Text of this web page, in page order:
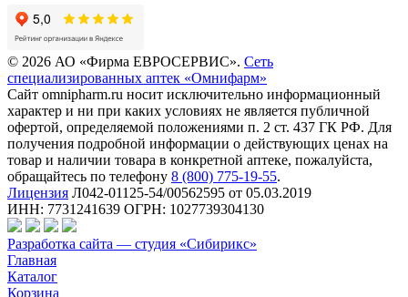
© 2026 АО «Фирма ЕВРОСЕРВИС». Сеть
специализированных аптек «Омнифарм»
Сайт omnipharm.ru носит исключительно информационный
характер и ни при каких условиях не является публичной
офертой, определяемой положениями п. 2 ст. 437 ГК РФ. Для
получения подробной информации о действующих ценах на
товар и наличии товара в конкретной аптеке, пожалуйста,
обращайтесь по телефону 8 (800) 775-19-55.
Лицензия Л042-01125-54/00562595 от 05.03.2019
ИНН: 7731241639 ОГРН: 1027739304130
Разработка сайта — студия «Сибирикс»
Главная
Каталог
Корзина